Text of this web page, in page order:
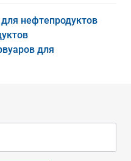
нефтепродуктов
для